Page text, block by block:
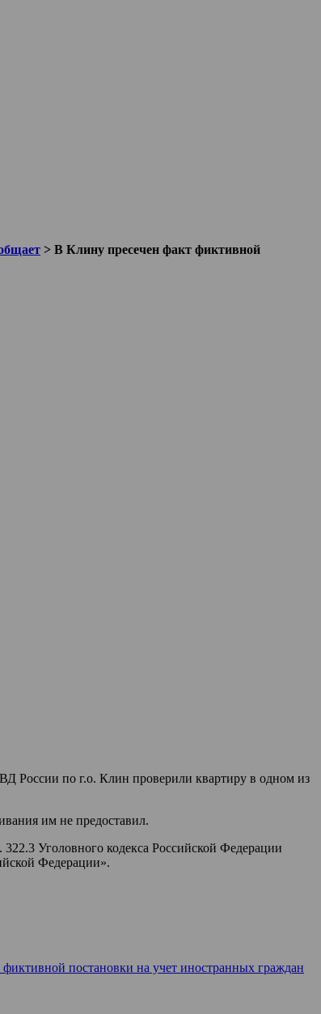
> В Клину пресечен факт фиктивной
России по г.о. Клин проверили квартиру в одном из
им не предоставил.
Уголовного кодекса Российской Федерации
Федерации».
постановки на учет иностранных граждан